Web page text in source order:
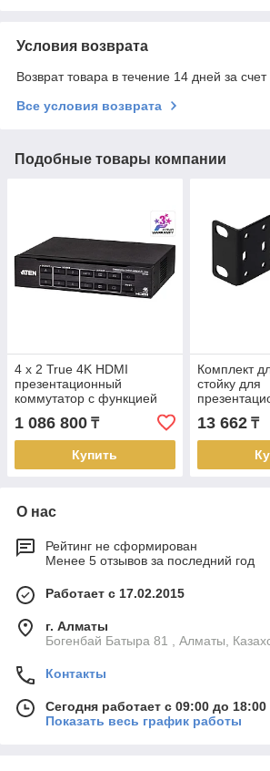
Условия возврата
Возврат товара в течение 14 дней за счет
Все условия возврата
Подобные товары компании
4 x 2 True 4K HDMI
презентационный
коммутатор с функцией
Multi View VP2420 ATEN
1 086 800 ₸
Купить
Комплект
стойку для
ATEN
13 662₸
О нас
Рейтинг не сформирован
Менее 5 отзывов за последний год
Работает с 17.02.2015
г. Алматы
Богенбай Батыра 81 , Алматы,
Контакты
Сегодня работает с 09:00 до 18:00
Показать весь график работы